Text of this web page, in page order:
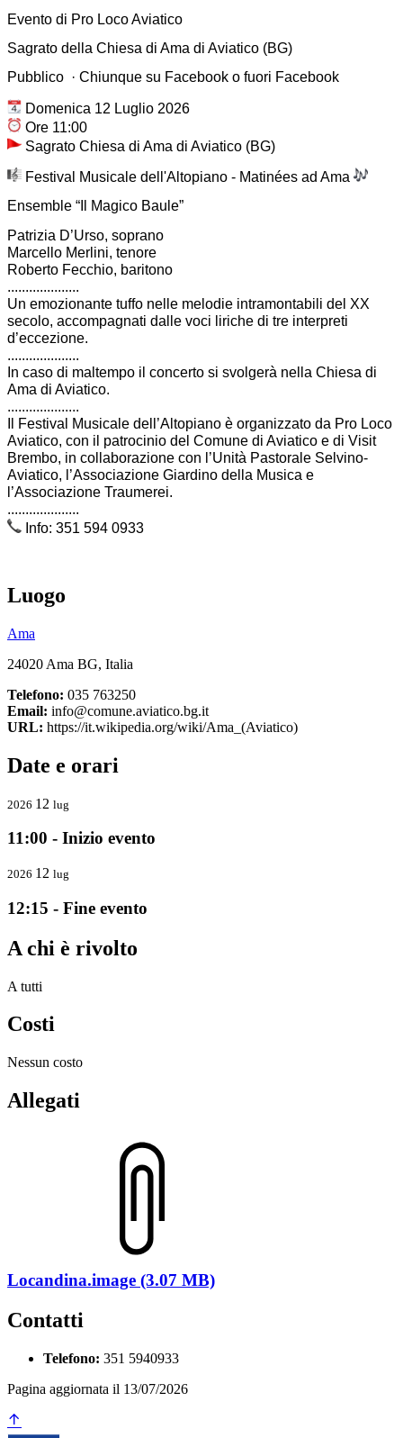
Evento di Pro Loco Aviatico
Sagrato della Chiesa di Ama di Aviatico (BG)
Pubblico · Chiunque su Facebook o fuori Facebook
Domenica 12 Luglio 2026
Ore 11:00
Sagrato Chiesa di Ama di Aviatico (BG)
Festival Musicale dell'Altopiano - Matinées ad Ama
Ensemble “Il Magico Baule”
Patrizia D’Urso, soprano
Marcello Merlini, tenore
Roberto Fecchio, baritono
....................
Un emozionante tuffo nelle melodie intramontabili del XX
secolo, accompagnati dalle voci liriche di tre interpreti
d’eccezione.
....................
In caso di maltempo il concerto si svolgerà nella Chiesa di
Ama di Aviatico.
....................
Il Festival Musicale dell’Altopiano è organizzato da Pro Loco
Aviatico, con il patrocinio del Comune di Aviatico e di Visit
Brembo, in collaborazione con l’Unità Pastorale Selvino-
Aviatico, l’Associazione Giardino della Musica e
l’Associazione Traumerei.
....................
Info: 351 594 0933
Luogo
Ama
24020 Ama BG, Italia
Telefono: 035 763250
Email: info@comune.aviatico.bg.it
URL: https://it.wikipedia.org/wiki/Ama_(Aviatico)
Date e orari
2026 12 lug
11:00 - Inizio evento
2026 12 lug
12:15 - Fine evento
A chi è rivolto
A tutti
Costi
Nessun costo
Allegati
Locandina.image (3.07 MB)
Contatti
Telefono: 351 5940933
Pagina aggiornata il 13/07/2026